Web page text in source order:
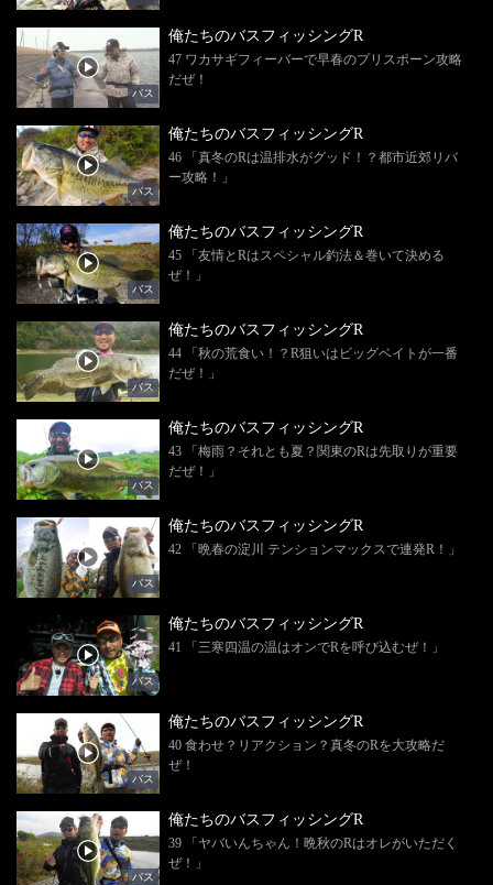
バス
俺たちのバスフィッシングR
47 ワカサギフィーバーで早春のプリスポーン攻略
だぜ！
バス
俺たちのバスフィッシングR
46 「真冬のRは温排水がグッド！？都市近郊リバ
ー攻略！」
バス
俺たちのバスフィッシングR
45 「友情とRはスペシャル釣法＆巻いて決める
ぜ！」
バス
俺たちのバスフィッシングR
44 「秋の荒食い！？R狙いはビッグベイトが一番
だぜ！」
バス
俺たちのバスフィッシングR
43 「梅雨？それとも夏？関東のRは先取りが重要
だぜ！」
バス
俺たちのバスフィッシングR
42 「晩春の淀川 テンションマックスで連発R！」
バス
俺たちのバスフィッシングR
41 「三寒四温の温はオンでRを呼び込むぜ！」
バス
俺たちのバスフィッシングR
40 食わせ？リアクション？真冬のRを大攻略だ
ぜ！
バス
俺たちのバスフィッシングR
39 「ヤバいんちゃん！晩秋のRはオレがいただく
ぜ！」